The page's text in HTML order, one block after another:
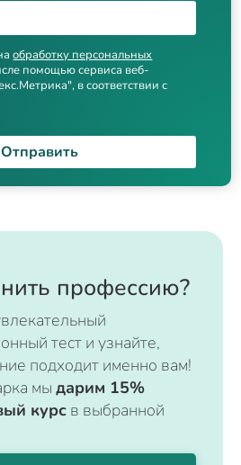
обработку персональных
помощью сервиса веб-
в соответствии с
Отправить
профессию?
тест и узнайте,
подходит именно вам!
мы дарим 15%
курс в выбранной